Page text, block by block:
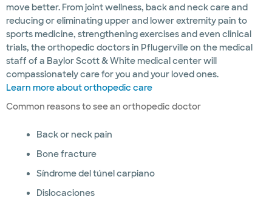
move better. From joint wellness, back and neck care and
reducing or eliminating upper and lower extremity pain to
sports medicine, strengthening exercises and even clinical
trials, the orthopedic doctors in Pflugerville on the medical
staff of a Baylor Scott & White medical center will
compassionately care for you and your loved ones.
Learn more about orthopedic care
Common reasons to see an orthopedic doctor
Back or neck pain
Bone fracture
Síndrome del túnel carpiano
Dislocaciones